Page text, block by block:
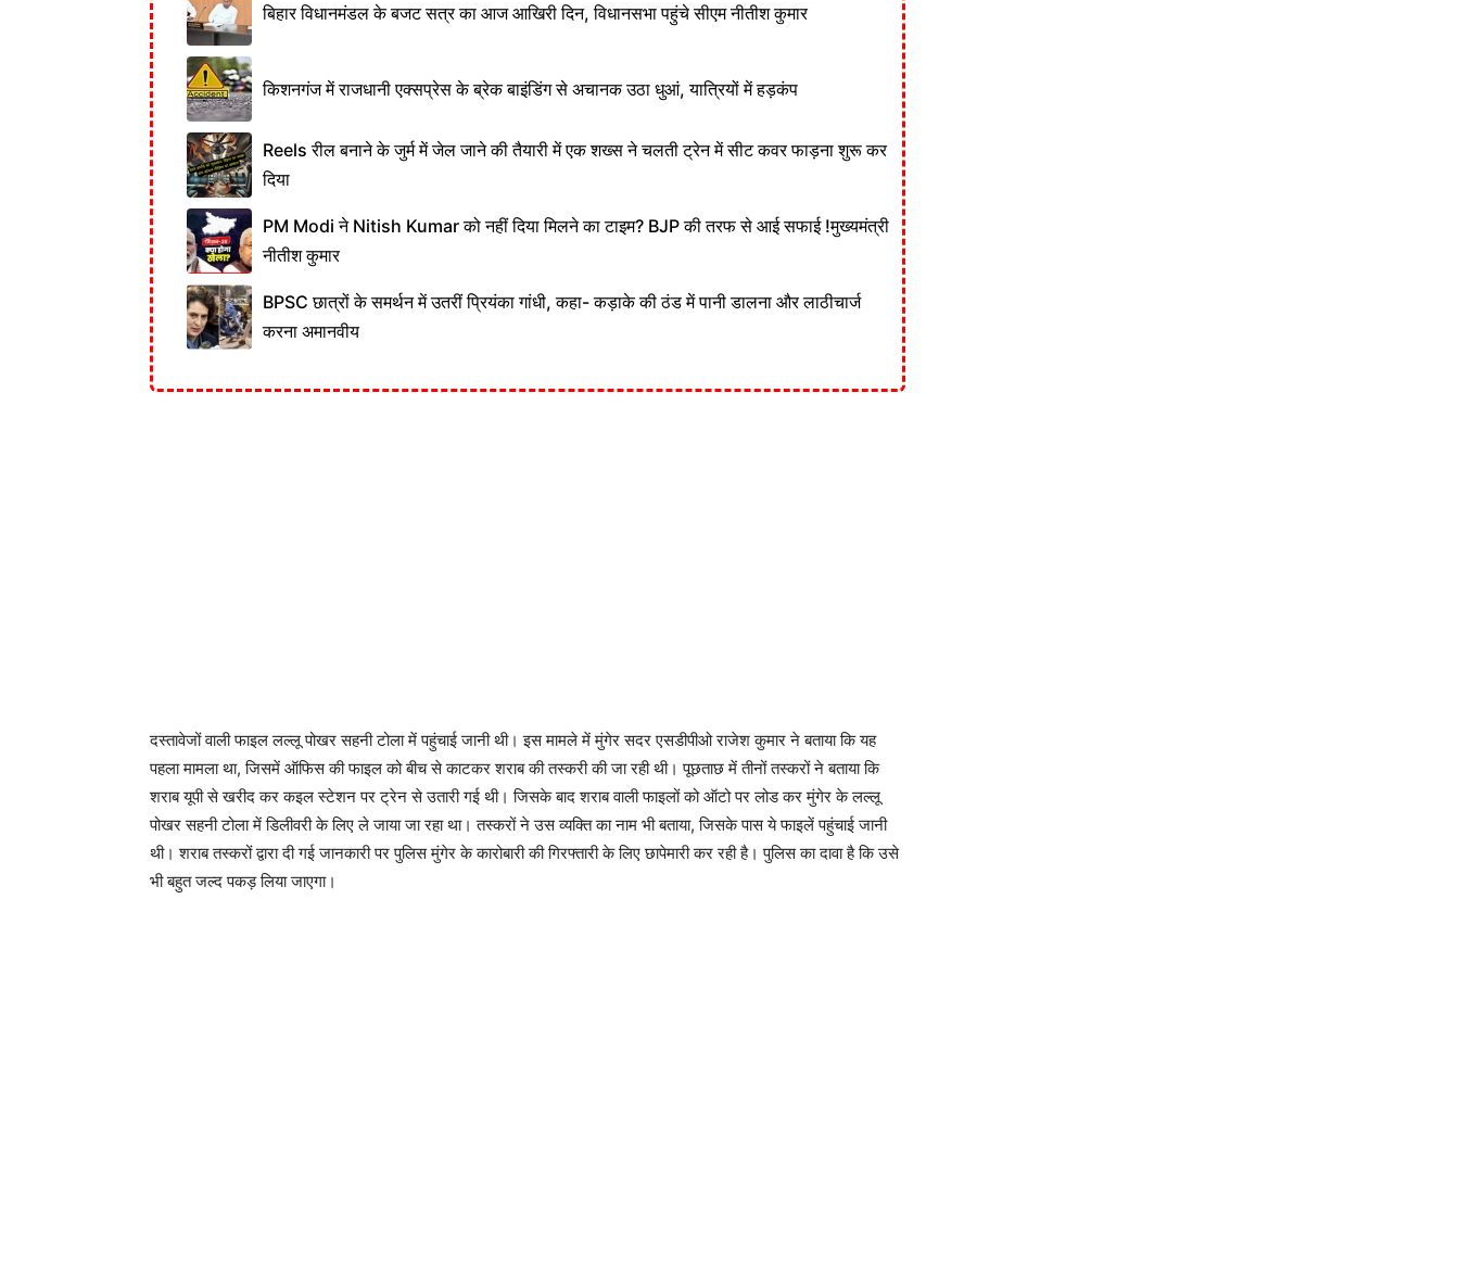
बिहार विधानमंडल के बजट सत्र का आज आखिरी दिन, विधानसभा पहुंचे सीएम नीतीश कुमार
किशनगंज में राजधानी एक्सप्रेस के ब्रेक बाइंडिंग से अचानक उठा धुआं, यात्रियों में हड़कंप
Reels रील बनाने के जुर्म में जेल जाने की तैयारी में एक शख्स ने चलती ट्रेन में सीट कवर फाड़ना शुरू कर
दिया
PM Modi ने Nitish Kumar को नहीं दिया मिलने का टाइम? BJP की तरफ से आई सफाई !मुख्यमंत्री
नीतीश कुमार
BPSC छात्रों के समर्थन में उतरीं प्रियंका गांधी, कहा- कड़ाके की ठंड में पानी डालना और लाठीचार्ज
करना अमानवीय
दस्तावेजों वाली फाइल लल्लू पोखर सहनी टोला में पहुंचाई जानी थी। इस मामले में मुंगेर सदर एसडीपीओ राजेश कुमार ने बताया कि यह
पहला मामला था, जिसमें ऑफिस की फाइल को बीच से काटकर शराब की तस्करी की जा रही थी। पूछताछ में तीनों तस्करों ने बताया कि
शराब यूपी से खरीद कर कइल स्टेशन पर ट्रेन से उतारी गई थी। जिसके बाद शराब वाली फाइलों को ऑटो पर लोड कर मुंगेर के लल्लू
पोखर सहनी टोला में डिलीवरी के लिए ले जाया जा रहा था। तस्करों ने उस व्यक्ति का नाम भी बताया, जिसके पास ये फाइलें पहुंचाई जानी
थी। शराब तस्करों द्वारा दी गई जानकारी पर पुलिस मुंगेर के कारोबारी की गिरफ्तारी के लिए छापेमारी कर रही है। पुलिस का दावा है कि उसे
भी बहुत जल्द पकड़ लिया जाएगा।